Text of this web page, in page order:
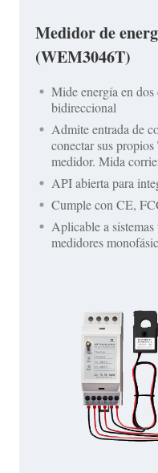
Medidor de
(WEM3046T)
Mide energía en
bidireccional
Admite entrada de
conectar sus
medidor. Mida
API abierta para
Cumple con CE,
Aplicable a
medidores